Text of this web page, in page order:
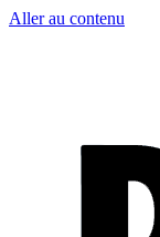
Aller au contenu